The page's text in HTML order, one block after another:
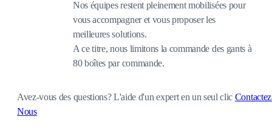
Nos équipes restent pleinement mobilisées pour
vous accompagner et vous proposer les
meilleures solutions.
A ce titre, nous limitons la commande des gants à
80 boîtes par commande.
Avez-vous des questions?L'aide d'un expert en un seul clic
Nous